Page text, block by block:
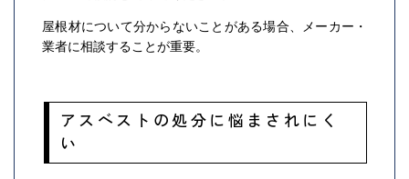
屋根材について分からないことがある場合、メーカー・
業者に相談することが重要。
アスベストの処分に悩まされにく
い